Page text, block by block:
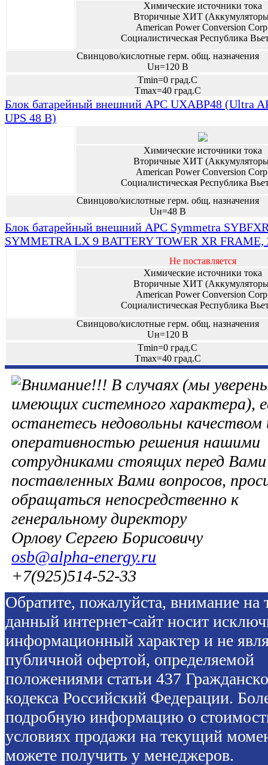
Химические источники тока
Вторичные ХИТ
American Power Conversion
Социалистическая Республика
Свинцово/кислотные герм. общ. назначения
Uн=120 В
Tmin=0 град.С
Tmax=40 град.С
Блок батарейный внешний APC UXABP48 (Ultra
UPS 48 В)
Химические источники тока
Вторичные ХИТ
American Power Conversion
Социалистическая Республика
Свинцово/кислотные герм. общ. назначения
Uн=48 В
Блок батарейный внешний APC Symmetra
SYMMETRA LX 9 BATTERY TOWER XR FRAME,
Не поставляется
Химические источники тока
Вторичные ХИТ
American Power Conversion
Социалистическая Республика
Свинцово/кислотные герм. общ. назначения
Uн=120 В
Tmin=0 град.С
Tmax=40 град.С
В случаях (мы
имеющих системного характера),
останетесь недовольны качеством
оперативностью решения нашими
сотрудниками стоящих перед Вами
поставленных Вами вопросов,
обращаться непосредственно к
генеральному директору
Орлову Сергею Борисовичу
osb@alpha-energy.ru
+7(925)514-52-33
Обратите, пожалуйста, внимание на
данный интернет-сайт носит
информационный характер и не
публичной офертой, определяемой
положениями статьи 437
кодекса Российский Федерации.
подробную информацию о
условиях продажи на текущий
можете получить у менеджеров.